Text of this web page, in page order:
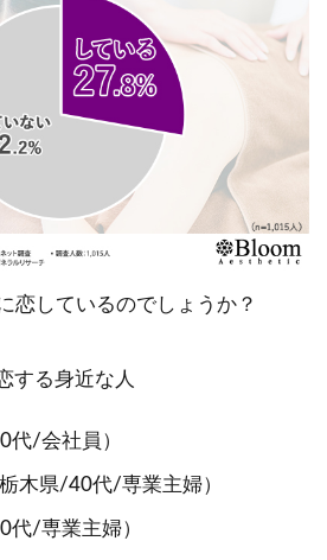
恋しているのでしょうか？
する身近な人
代/会社員）
木県/40代/専業主婦）
代/専業主婦）